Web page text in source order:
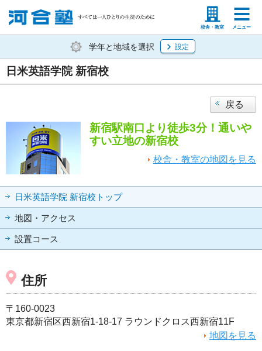
校舎・教室 メニュー
塾生の方 高等学校の先生
学年と地域を選択 設定
日米英語学院 新宿校
戻る
新宿駅南口より徒歩3分！通いや
すい立地の新宿校
校舎・教室の地図を見る
日米英語学院 新宿校トップ
地図・アクセス
設置コース
住所
〒160-0023
東京都新宿区西新宿1-18-17 ラウンドクロス西新宿11F
地図を見る